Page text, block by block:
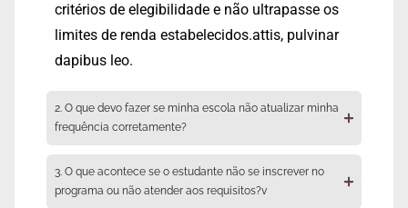
critérios de elegibilidade e não ultrapasse os
limites de renda estabelecidos.attis, pulvinar
dapibus leo.
2. O que devo fazer se minha escola não atualizar minha
frequência corretamente?
3. O que acontece se o estudante não se inscrever no
programa ou não atender aos requisitos?v